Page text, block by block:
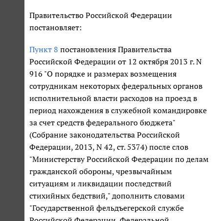
Правительство Российской Федерации
постановляет:
Пункт 8 постановления Правительства
Российской Федерации от 12 октября 2013 г. N
916 "О порядке и размерах возмещения
сотрудникам некоторых федеральных органов
исполнительной власти расходов на проезд в
период нахождения в служебной командировке
за счет средств федерального бюджета"
(Собрание законодательства Российской
Федерации, 2013, N 42, ст. 5374) после слов
"Министерству Российской Федерации по делам
гражданской обороны, чрезвычайным
ситуациям и ликвидации последствий
стихийных бедствий," дополнить словами
"Государственной фельдъегерской службе